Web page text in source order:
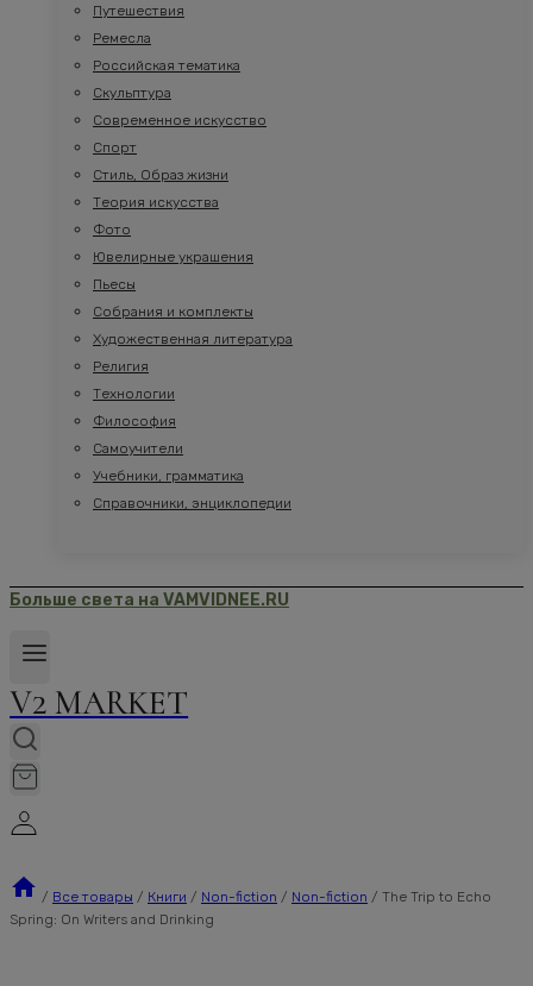
Путешествия
Ремесла
Российская тематика
Скульптура
Современное искусство
Спорт
Стиль, Образ жизни
Теория искусства
Фото
Ювелирные украшения
Пьесы
Собрания и комплекты
Художественная литература
Религия
Технологии
Философия
Самоучители
Учебники, грамматика
Справочники, энциклопедии
Больше света на VAMVIDNEE.RU
V2 MARKET
/ Все товары / Книги / Non-fiction / Non-fiction / The Trip to Echo
Spring: On Writers and Drinking